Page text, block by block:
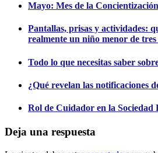
Mayo: Mes de la
Pantallas, prisas y actividades:
realmente un niño menor de tres
Todo lo que necesitas saber
¿Qué revelan las notificaciones
Rol de Cuidador en la Sociedad
Deja una respuesta